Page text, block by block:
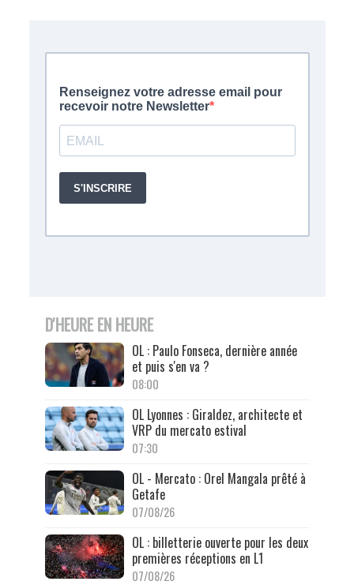
D'HEURE EN HEURE
OL : Paulo Fonseca, dernière année
et puis s'en va ?
08:00
OL Lyonnes : Giraldez, architecte et
VRP du mercato estival
07:30
OL - Mercato : Orel Mangala prêté à
Getafe
07/08/26
OL : billetterie ouverte pour les deux
premières réceptions en L1
07/08/26